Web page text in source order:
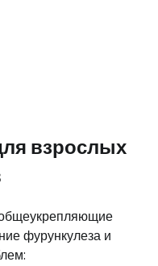
взрослых
фурункулеза и